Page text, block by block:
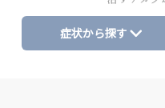
症状から探す